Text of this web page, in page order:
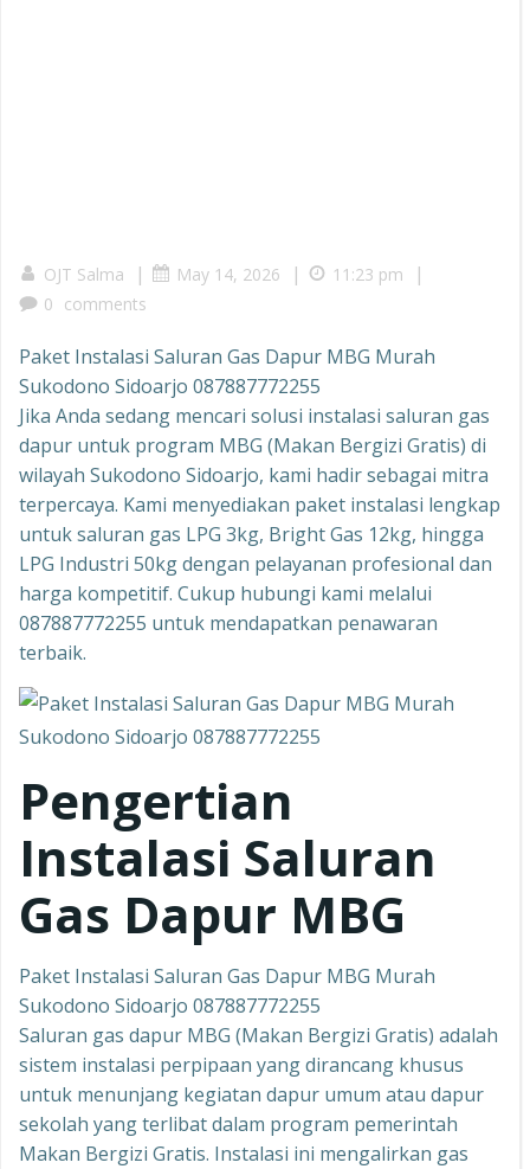
OJT Salma | May 14, 2026 | 11:23 pm |
0 comments
Paket Instalasi Saluran Gas Dapur MBG Murah
Sukodono Sidoarjo 087887772255
Jika Anda sedang mencari solusi instalasi saluran gas
dapur untuk program MBG (Makan Bergizi Gratis) di
wilayah Sukodono Sidoarjo, kami hadir sebagai mitra
terpercaya. Kami menyediakan paket instalasi lengkap
untuk saluran gas LPG 3kg, Bright Gas 12kg, hingga
LPG Industri 50kg dengan pelayanan profesional dan
harga kompetitif. Cukup hubungi kami melalui
087887772255 untuk mendapatkan penawaran
terbaik.
Pengertian
Instalasi Saluran
Gas Dapur MBG
Paket Instalasi Saluran Gas Dapur MBG Murah
Sukodono Sidoarjo 087887772255
Saluran gas dapur MBG (Makan Bergizi Gratis) adalah
sistem instalasi perpipaan yang dirancang khusus
untuk menunjang kegiatan dapur umum atau dapur
sekolah yang terlibat dalam program pemerintah
Makan Bergizi Gratis. Instalasi ini mengalirkan gas